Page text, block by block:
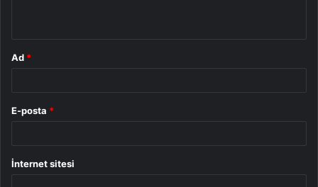
Ad *
E-posta *
İnternet sitesi